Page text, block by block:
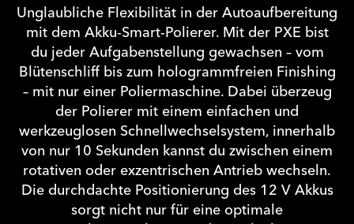
Unglaubliche Flexibilität in der Autoaufbereitung
mit dem Akku-Smart-Polierer. Mit der PXE bist
du jeder Aufgabenstellung gewachsen – vom
Blütenschliff bis zum hologrammfreien Finishing
– mit nur einer Poliermaschine. Dabei überzeug
der Polierer mit einem einfachen und
werkzeuglosen Schnellwechselsystem, innerhalb
von nur 10 Sekunden kannst du zwischen einem
rotativen oder exzentrischen Antrieb wechseln.
Die durchdachte Positionierung des 12 V Akkus
sorgt nicht nur für eine optimale